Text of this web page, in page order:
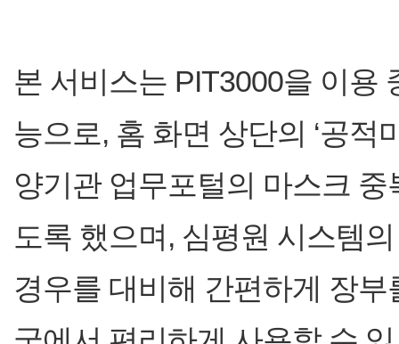
본 서비스는 PIT3000을 이용
능으로, 홈 화면 상단의 ‘공적
양기관 업무포털의 마스크
도록 했으며, 심평원 시스템
경우를 대비해 간편하게 장